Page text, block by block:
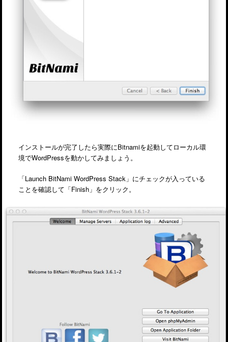
インストールが完了したら実際にBitnamiを起動してローカル環
境でWordPressを動かしてみましょう。
「Launch BitNami WordPress Stack」にチェックが入っている
ことを確認して「Finish」をクリック。